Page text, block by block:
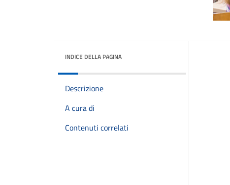
INDICE DELLA PAGINA
Descrizione
A cura di
Contenuti correlati